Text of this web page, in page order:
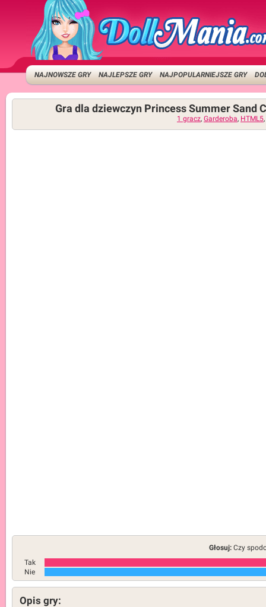
NAJNOWSZE GRY NAJLEPSZE GRY NAJPOPULARNIEJSZE GRY
Gra dla dziewczyn Princess Summer Sand
1 gracz, Garderoba, HTML5,
Głosuj: Czy
Tak
Nie
Opis gry: